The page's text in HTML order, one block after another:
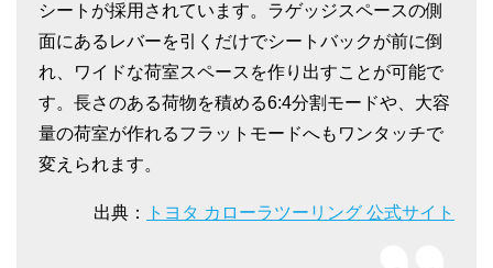
シートが採用されています。ラゲッジスペースの側
面にあるレバーを引くだけでシートバックが前に倒
れ、ワイドな荷室スペースを作り出すことが可能で
す。長さのある荷物を積める6:4分割モードや、大容
量の荷室が作れるフラットモードへもワンタッチで
変えられます。
出典： トヨタ カローラツーリング 公式サイト